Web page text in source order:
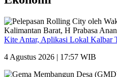
Kite Antar, Aplikasi Lokal Kalbar
4 Agustus 2026 | 17:57 WIB